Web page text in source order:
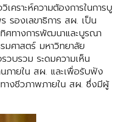
คราะห์ความต้องการในการบู
องเลขาธิการ สผ. เป็น
ศทางการพัฒนาและบูรณา
ศาสตร์ มหาวิทยาลัย
วบรวม ระดมความเห็น
ภายใน สผ. และเพื่อรับฟัง
างชีวภาพภายใน สผ. ซึ่งมีผู้